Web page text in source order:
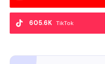
TikTok
605.6K